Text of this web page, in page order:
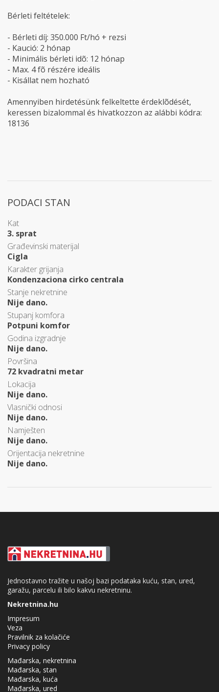
Bérleti feltételek:
- Bérleti díj: 350.000 Ft/hó + rezsi
- Kaució: 2 hónap
- Minimális bérleti idõ: 12 hónap
- Max. 4 fõ részére ideális
- Kisállat nem hozható
Amennyiben hirdetésünk felkeltette érdeklõdését,
keressen bizalommal és hivatkozzon az alábbi kódra:
18136
PODACI STAN
Kat
3. sprat
Građevinski materijal
Cigla
Karakter grijanja
Kondenzaciona cirko centrala
Stanje nekretnine
Nije dano.
Stupanj komfora
Potpuni komfor
Godina izgradnje
Nije dano.
Površina
72 kvadratni metar
Lokacija
Nije dano.
Vlasnički odnosi
Nije dano.
Namješten
Nije dano.
Orijentacija nekretnine
Nije dano.
Jednostavno tražite u našoj bazi podataka kuću, stan, ured,
garažu, parcelu ili bilo kakvu nekretninu.
Nekretnina.hu
Impresum
Veza
Pravilnik za kolačiće
Privacy policy
Mađarska, nekretnina
Mađarska, stan
Mađarska, kuća
Mađarska, ured